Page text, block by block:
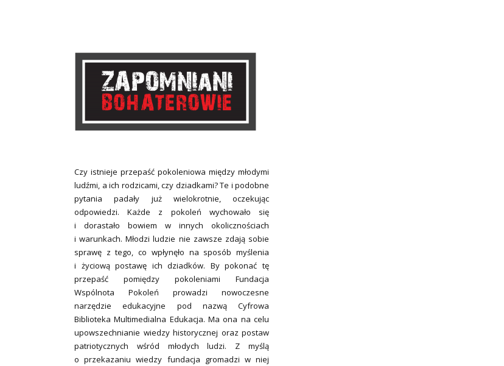
Czy istnieje przepaść pokoleniowa między młodymi
ludźmi, a ich rodzicami, czy dziadkami? Te i podobne
pytania padały już wielokrotnie, oczekując
odpowiedzi. Każde z pokoleń wychowało się
i dorastało bowiem w innych okolicznościach
i warunkach. Młodzi ludzie nie zawsze zdają sobie
sprawę z tego, co wpłynęło na sposób myślenia
i życiową postawę ich dziadków. By pokonać tę
przepaść pomiędzy pokoleniami Fundacja
Wspólnota Pokoleń prowadzi nowoczesne
narzędzie edukacyjne pod nazwą Cyfrowa
Biblioteka Multimedialna Edukacja. Ma ona na celu
upowszechnianie wiedzy historycznej oraz postaw
patriotycznych wśród młodych ludzi. Z myślą
o przekazaniu wiedzy fundacja gromadzi w niej